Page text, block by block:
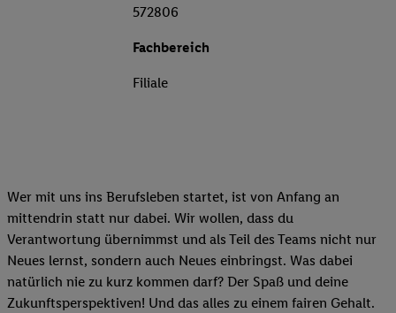
572806
Fachbereich
Filiale
Wer mit uns ins Berufsleben startet, ist von Anfang an
mittendrin statt nur dabei. Wir wollen, dass du
Verantwortung übernimmst und als Teil des Teams nicht nur
Neues lernst, sondern auch Neues einbringst. Was dabei
natürlich nie zu kurz kommen darf? Der Spaß und deine
Zukunftsperspektiven! Und das alles zu einem fairen Gehalt.